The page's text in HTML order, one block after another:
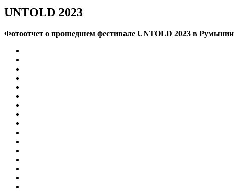
UNTOLD 2023
Фотоотчет о прошедшем фестивале UNTOLD 2023 в Румынии